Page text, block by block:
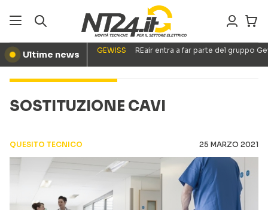
● Ultime news GEWISS REair entra a far parte del gruppo
SOSTITUZIONE CAVI
QUESITO TECNICO 25 MARZO 2021